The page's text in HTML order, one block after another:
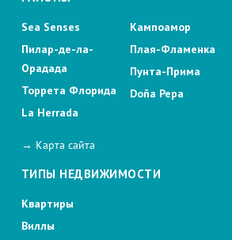
Sea Senses
Пилар-де-ла-
Орадада
Торрета Флорида
La Herrada
Кампоамор
Плая-Фламенка
Пунта-Прима
Doña Pepa
→ Карта сайта
ТИПЫ НЕДВИЖИМОСТИ
Квартиры
Виллы